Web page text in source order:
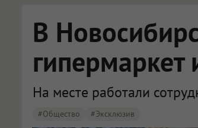
В
гипермаркет
На месте работали
#Общество #эксклюзив